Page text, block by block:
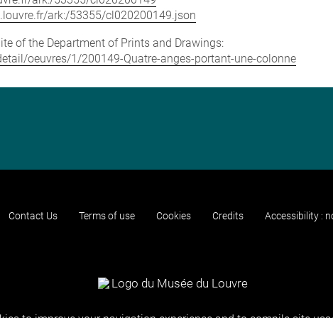
ark:/53355/cl020200149.json
of the Department of Prints and Drawings:
oeuvres/1/200149-Quatre-anges-portant-une-colonne
Contact Us Terms of use Cookies Credits Accessibility :